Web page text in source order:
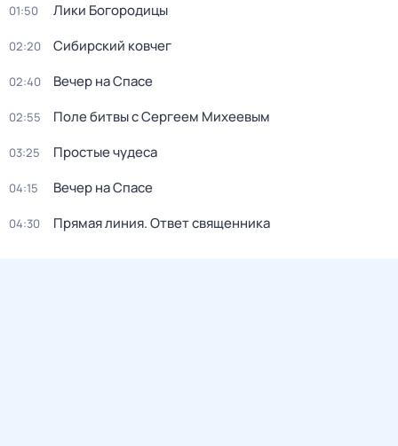
01:50 Лики Богородицы
02:20 Сибирский ковчег
02:40 Вечер на Спасе
02:55 Поле битвы с Сергеем Михеевым
03:25 Простые чудеса
04:15 Вечер на Спасе
04:30 Прямая линия. Ответ священника